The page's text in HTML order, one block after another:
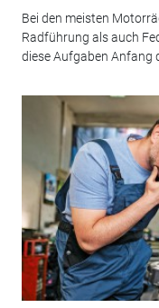
Bei den meisten
Radführung als auch
diese Aufgaben Anfang